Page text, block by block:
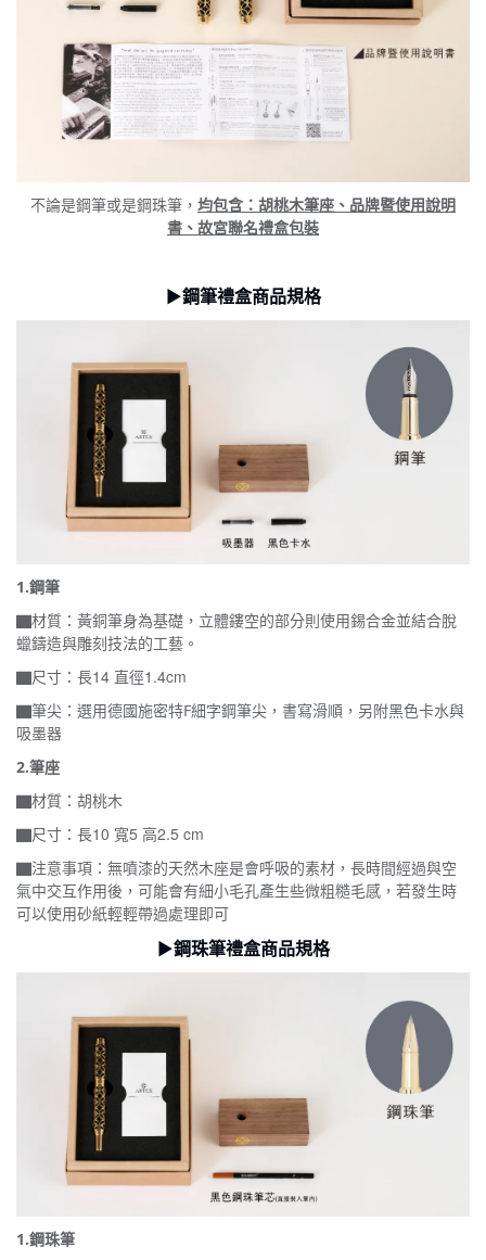
不論是鋼筆或是鋼珠筆， 均包含：胡桃木筆座、品牌暨使用說明
書、故宮聯名禮盒包裝
►鋼筆禮盒商品規格
1.鋼筆
▇材質：黃銅筆身為基礎，立體鏤空的部分則使用錫合金並結合脫
蠟鑄造與雕刻技法的工藝。
▇尺寸：長14 直徑1.4cm
▇筆尖： 選用德國施密特F細字鋼筆尖，書寫滑順，另附黑色卡水與
吸墨器
2.筆座
▇材質：胡桃木
▇尺寸：長10 寬5 高2.5 cm
▇注意事項：無噴漆的天然木座是會呼吸的素材，長時間經過與空
氣中交互作用後，可能會有細小毛孔產生些微粗糙毛感，若發生時
可以使用砂紙輕輕帶過處理即可
►鋼珠筆禮盒商品規格
1.鋼珠筆